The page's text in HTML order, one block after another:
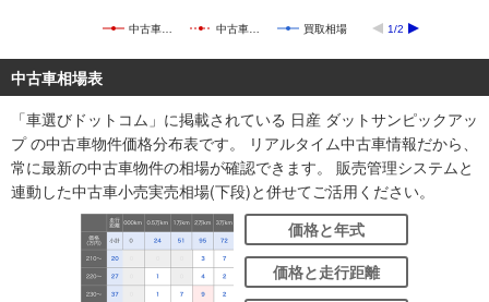
中古車… 中古車… 買取相場 1/2
中古車相場表
「車選びドットコム」に掲載されている 日産 ダットサンピックアッ
プ の中古車物件価格分布表です。 リアルタイム中古車情報だから、
常に最新の中古車物件の相場が確認できます。 販売管理システムと
連動した中古車小売実売相場(下段)と併せてご活用ください。
価格と年式
価格と走行距離